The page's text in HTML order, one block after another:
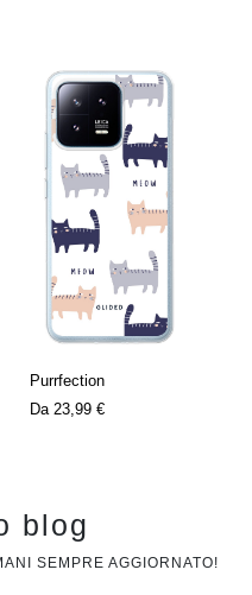
Purrfection
Da 23,99 €
blog
SEMPRE AGGIORNATO!